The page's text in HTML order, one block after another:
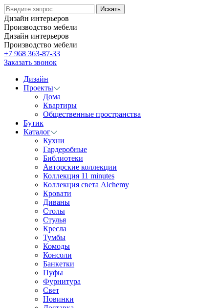
Дизайн интерьеров
Производство мебели
Дизайн интерьеров
Производство мебели
+7 968 363-87-33
Заказать звонок
Дизайн
Проекты
Дома
Квартиры
Общественные пространства
Бутик
Каталог
Кухни
Гардеробные
Библиотеки
Авторские коллекции
Коллекция 11 minutes
Коллекция света Alchemy
Кровати
Диваны
Столы
Стулья
Кресла
Тумбы
Комоды
Консоли
Банкетки
Пуфы
Фурнитура
Свет
Новинки